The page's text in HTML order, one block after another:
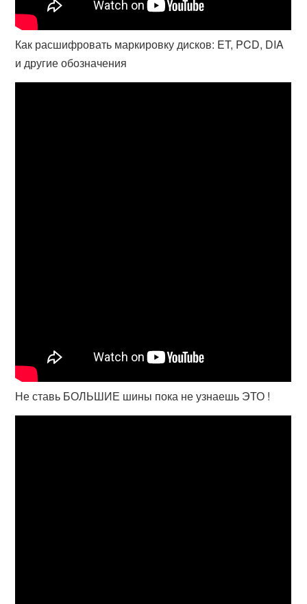
Как расшифровать маркировку дисков: ET, PCD, DIA
и другие обозначения
Не ставь БОЛЬШИЕ шины пока не узнаешь ЭТО !